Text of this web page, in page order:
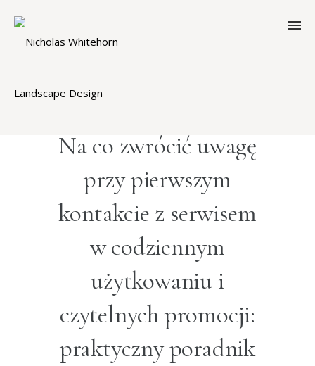
Na co zwrócić uwagę
przy pierwszym
kontakcie z serwisem
w codziennym
użytkowaniu i
czytelnych promocji:
praktyczny poradnik